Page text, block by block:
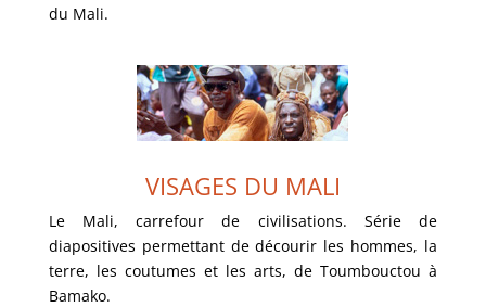
du Mali.
VISAGES DU MALI
Le Mali, carrefour de civilisations. Série de
diapositives permettant de décourir les hommes, la
terre, les coutumes et les arts, de Toumbouctou à
Bamako.
VISAGES DU MALI
VOIR LA GALERIE